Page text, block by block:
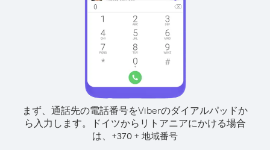
まず、通話先の電話番号をViberのダイアルパッドか
ら入力します。
ドイツからリトアニアにかける場合
は、 +370 + 地域番号